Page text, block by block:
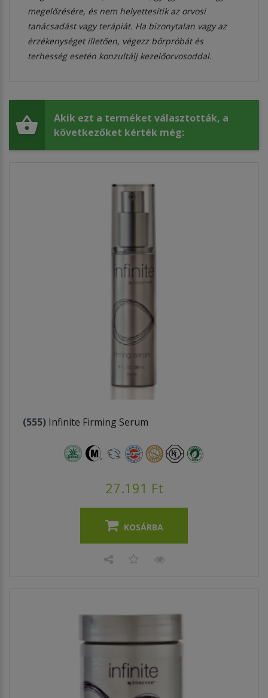
megelőzésére, és nem helyettesítik az orvosi
tanácsadást vagy terápiát. Ha bizonytalan vagy az
érzékenységet illetően, végezz bőrpróbát és
terhesség esetén konzultálj kezelőorvosoddal.
Akik ezt a terméket választották, a
következőket kérték még:
(555) Infinite Firming Serum
27.191 Ft
KOSÁRBA